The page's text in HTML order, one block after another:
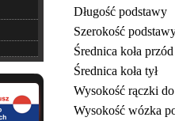
Długość
Szerokość
Średnica
Średnica
Wysokość rączki
Wysokość wózka